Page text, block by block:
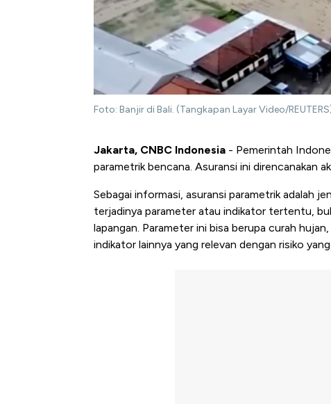
Foto: Banjir di Bali. (Tangkapan Layar Video/
Jakarta, CNBC Indonesia - Pemerintah
parametrik bencana. Asuransi ini direncanakan
Sebagai informasi, asuransi parametrik adalah
terjadinya parameter atau indikator tertentu,
lapangan. Parameter ini bisa berupa curah
indikator lainnya yang relevan dengan risiko